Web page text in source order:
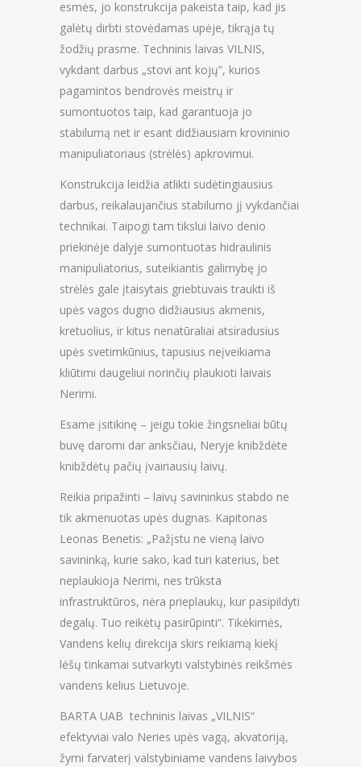
esmės, jo konstrukcija pakeista taip, kad jis
galėtų dirbti stovėdamas upėje, tikrąja tų
žodžių prasme. Techninis laivas VILNIS,
vykdant darbus „stovi ant kojų”, kurios
pagamintos bendrovės meistrų ir
sumontuotos taip, kad garantuoja jo
stabilumą net ir esant didžiausiam krovininio
manipuliatoriaus (strėlės) apkrovimui.
Konstrukcija leidžia atlikti sudėtingiausius
darbus, reikalaujančius stabilumo jį vykdančiai
technikai. Taipogi tam tikslui laivo denio
priekinėje dalyje sumontuotas hidraulinis
manipuliatorius, suteikiantis galimybę jo
strėlės gale įtaisytais griebtuvais traukti iš
upės vagos dugno didžiausius akmenis,
kretuolius, ir kitus nenatūraliai atsiradusius
upės svetimkūnius, tapusius neįveikiama
kliūtimi daugeliui norinčių plaukioti laivais
Nerimi.
Esame įsitikinę – jeigu tokie žingsneliai būtų
buvę daromi dar anksčiau, Neryje knibždėte
knibždėtų pačių įvairiausių laivų.
Reikia pripažinti – laivų savininkus stabdo ne
tik akmenuotas upės dugnas. Kapitonas
Leonas Benetis: „Pažįstu ne vieną laivo
savininką, kurie sako, kad turi katerius, bet
neplaukioja Nerimi, nes trūksta
infrastruktūros, nėra prieplaukų, kur pasipildyti
degalų. Tuo reikėtų pasirūpinti“. Tikėkimės,
Vandens kelių direkcija skirs reikiamą kiekį
lėšų tinkamai sutvarkyti valstybinės reikšmės
vandens kelius Lietuvoje.
BARTA UAB techninis laivas „VILNIS“
efektyviai valo Neries upės vagą, akvatoriją,
žymi farvaterį valstybiniame vandens laivybos